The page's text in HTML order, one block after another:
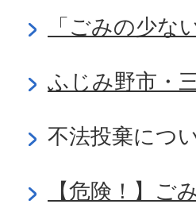
「ごみの少な
ふじみ野市・
不法投棄につ
【危険！】ご